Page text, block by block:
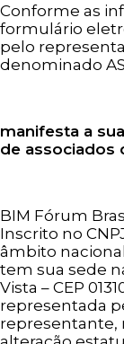
Conforme as
formulário
pelo
denominado
manifesta a
de associados
BIM Fórum
Inscrito no
âmbito
tem sua sede
Vista – CEP
representada
representante,